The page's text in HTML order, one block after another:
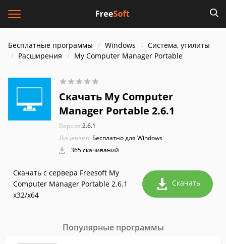
Бесплатные программы Windows
Система, утилиты
Расширения
My Computer Manager Portable
Скачать My Computer
Manager Portable 2.6.1
Версия:2.6.1
Лицензия: Бесплатно для Windows
365 скачиваний
Скачать с сервера Freesoft My
Computer Manager Portable 2.6.1
x32/x64
Скачать
Популярные программы